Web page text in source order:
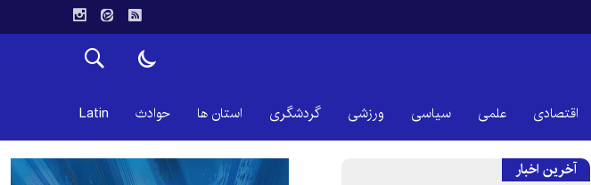
اقتصادی علمی سیاسی ورزشی گردشگری استان ها حوادث Latin
آخرین اخبار